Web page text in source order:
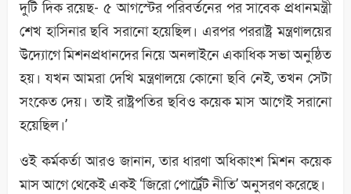
দুটি দিক রয়েছ- ৫ আগস্টের পরিবর্তনের পর সাবেক প্রধানমন্ত্রী
শেখ হাসিনার ছবি সরানো হয়েছিল। এরপর পররাষ্ট্র মন্ত্রণালয়ের
উদ্যোগে মিশনপ্রধানদের নিয়ে অনলাইনে একাধিক সভা অনুষ্ঠিত
হয়। যখন আমরা দেখি মন্ত্রণালয়ে কোনো ছবি নেই, তখন সেটা
সংকেত দেয়। তাই রাষ্ট্রপতির ছবিও কয়েক মাস আগেই সরানো
হয়েছিল।’
ওই কর্মকর্তা আরও জানান, তার ধারণা অধিকাংশ মিশন কয়েক
মাস আগে থেকেই একই ‘জিরো পোর্ট্রেট নীতি’ অনুসরণ করেছে।